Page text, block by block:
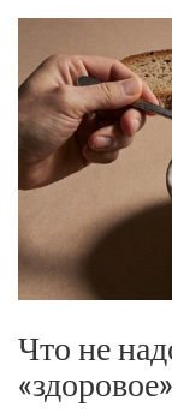
Что не
«здоровое»